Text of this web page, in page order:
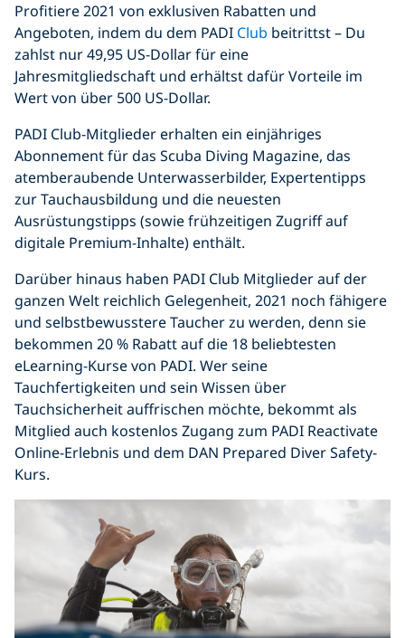
Profitiere 2021 von exklusiven Rabatten und
Angeboten, indem du dem PADI Club beitrittst – Du
zahlst nur 49,95 US-Dollar für eine
Jahresmitgliedschaft und erhältst dafür Vorteile im
Wert von über 500 US-Dollar.
PADI Club-Mitglieder erhalten ein einjähriges
Abonnement für das Scuba Diving Magazine, das
atemberaubende Unterwasserbilder, Expertentipps
zur Tauchausbildung und die neuesten
Ausrüstungstipps (sowie frühzeitigen Zugriff auf
digitale Premium-Inhalte) enthält.
Darüber hinaus haben PADI Club Mitglieder auf der
ganzen Welt reichlich Gelegenheit, 2021 noch fähigere
und selbstbewusstere Taucher zu werden, denn sie
bekommen 20 % Rabatt auf die 18 beliebtesten
eLearning-Kurse von PADI. Wer seine
Tauchfertigkeiten und sein Wissen über
Tauchsicherheit auffrischen möchte, bekommt als
Mitglied auch kostenlos Zugang zum PADI Reactivate
Online-Erlebnis und dem DAN Prepared Diver Safety-
Kurs.